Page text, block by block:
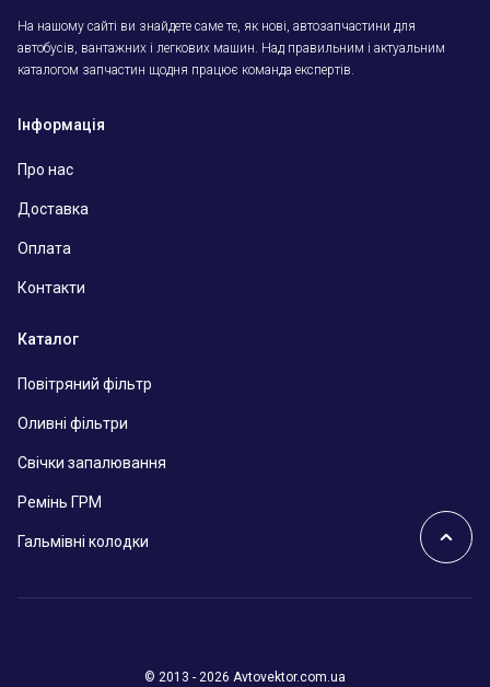
На нашому сайті ви знайдете саме те, як нові, автозапчастини для
автобусів, вантажних і легкових машин. Над правильним і актуальним
каталогом запчастин щодня працює команда експертів.
Інформація
Про нас
Доставка
Оплата
Контакти
Каталог
Повітряний фільтр
Оливні фільтри
Свічки запалювання
Ремінь ГРМ
Гальмівні колодки
© 2013 - 2026 Avtovektor.com.ua